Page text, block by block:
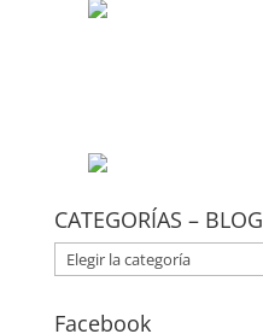
CATEGORÍAS – BLOG
CATEGORÍAS
–
Facebook